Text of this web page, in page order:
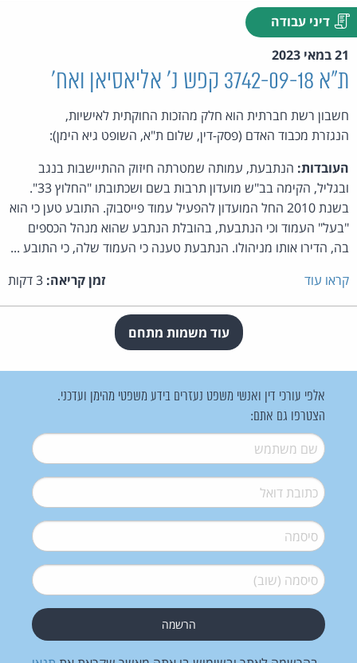
דיני עבודה
21 במאי 2023
ת"א 3742-09-18 קפש נ' אליאסיאן ואח'
חשבון רשת חברתית הוא חלק מהזכות החוקתית לאישיות,
הנגזרת מכבוד האדם (פסק-דין, שלום ת"א, השופט גיא הימן):
העובדות: הנתבעת, עמותה שמטרתה חיזוק ההתיישבות בנגב
ובגליל, הקימה בב"ש מועדון תרבות בשם ושכתובתו "החלוץ 33".
בשנת 2010 החל המועדון להפעיל עמוד פייסבוק. התובע טען כי הוא
"בעל" העמוד וכי הנתבעת, בהובלת הנתבע שהוא מנהל הכספים
בה, הדירו אותו מניהולו. הנתבעת טענה כי העמוד שלה, כי התובע ...
קראו עוד
זמן קריאה:
עוד משמות מתחם
אלפי עורכי דין ואנשי משפט נעזרים בידע משפטי מהימן ועדכני.
הצטרפו גם אתם:
שם משתמש*
דואל*
סיסמה*
סיסמה (שוב)*